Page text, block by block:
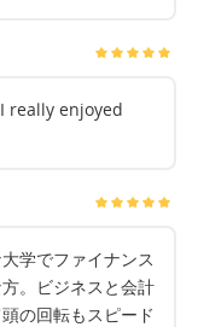
really enjoyed
学でファイナンス
。ビジネスと会計
の回転もスピード